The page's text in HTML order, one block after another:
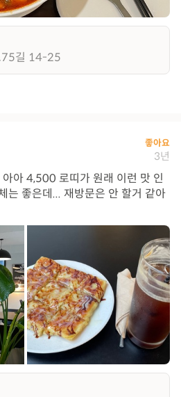
75길 14-25
좋아요
3년
아 4,500 로띠가 원래 이런 맛 인
는 좋은데... 재방문은 안 할거 같아